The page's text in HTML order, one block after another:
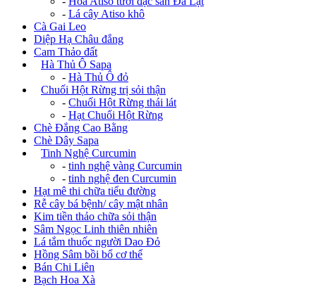
- Lá cây Atiso khô
Cà Gai Leo
Diệp Hạ Châu đắng
Cam Thảo đất
Hà Thủ Ô Sapa
- Hà Thủ Ô đỏ
Chuối Hột Rừng trị sỏi thận
- Chuối Hột Rừng thái lát
- Hạt Chuối Hột Rừng
Chè Đắng Cao Bằng
Chè Dây Sapa
Tinh Nghệ Curcumin
- tinh nghệ vàng Curcumin
- tinh nghệ đen Curcumin
Hạt mê thi chữa tiểu đường
Rễ cây bá bệnh/ cây mật nhân
Kim tiền thảo chữa sỏi thận
Sâm Ngọc Linh thiên nhiên
Lá tắm thuốc người Dao Đỏ
Hồng Sâm bồi bổ cơ thể
Bán Chi Liên
Bạch Hoa Xà